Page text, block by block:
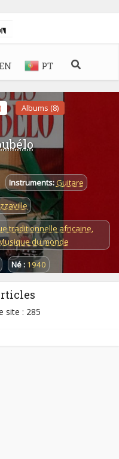
PT
Albums (8)
Instruments:Guitare
traditionnelle africaine,
du monde
Né : 1940
site : 285